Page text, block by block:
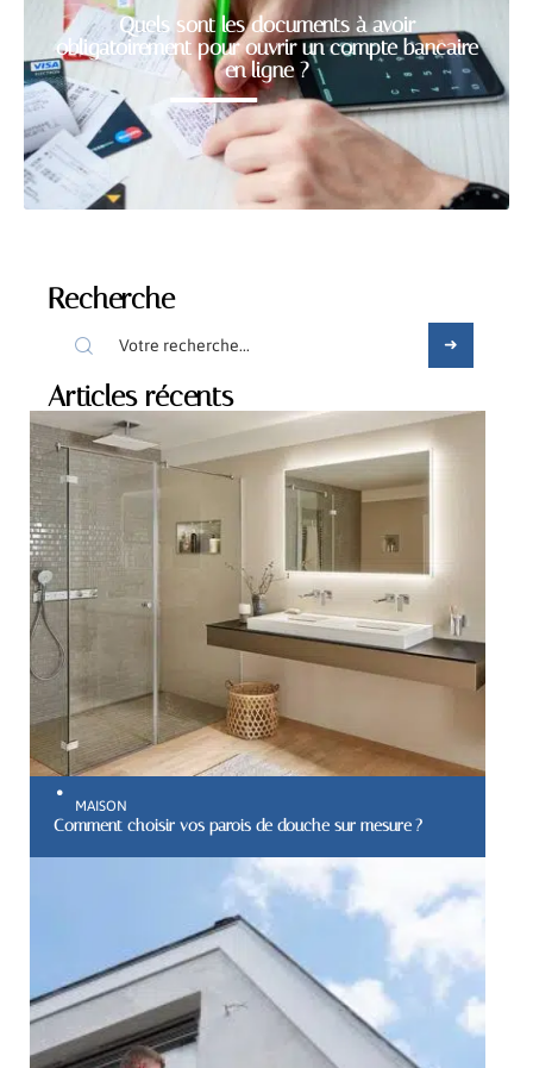
Quels sont les documents à avoir
obligatoirement pour ouvrir un compte bancaire
en ligne ?
Recherche
Articles récents
MAISON
Comment choisir vos parois de douche sur mesure ?